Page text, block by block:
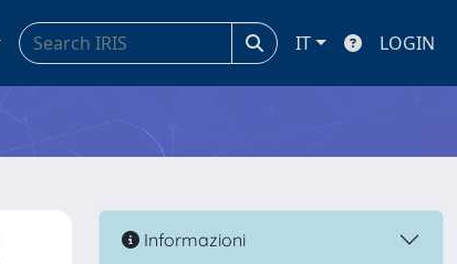
IT LOGIN
Informazioni